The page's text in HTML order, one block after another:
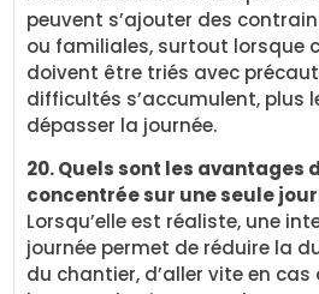
peuvent s’ajouter des
ou familiales, surtout lorsque
doivent être triés avec
difficultés s’accumulent, plus
dépasser la journée.
20. Quels sont les avantages
concentrée sur une seule
Lorsqu’elle est réaliste, une
journée permet de réduire la
du chantier, d’aller vite en cas